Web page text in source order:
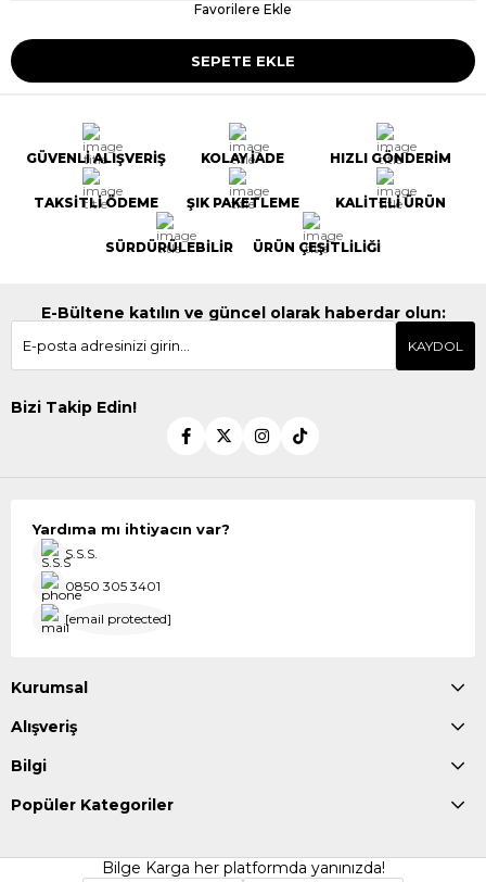
Favorilere Ekle
GÜVENLİ ALIŞVERİŞ KOLAY İADE HIZLI GÖNDERİM
TAKSİTLİ ÖDEME ŞIK PAKETLEME KALİTELİ ÜRÜN
SÜRDÜRÜLEBİLİR ÜRÜN ÇEŞİTLİLİĞİ
E-Bültene katılın ve güncel olarak haberdar olun:
KAYDOL
Bizi Takip Edin!
Yardıma mı ihtiyacın var?
S.S.S.
0850 305 3401
[email protected]
Kurumsal
Alışveriş
Bilgi
Popüler Kategoriler
Bilge Karga her platformda yanınızda!